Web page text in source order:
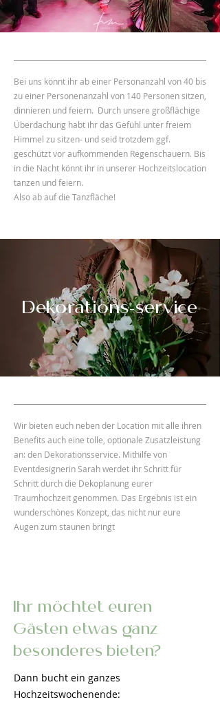
Bei uns könnt ihr ab einer Personanzahl von 40 bis
zu einer Personenanzahl von 140 Personen sitzen,
dinnieren und feiern. Durch unsere großflächige
Überdachung habt ihr das Gefühl unter freiem
Himmel zu sitzen- und seid trotzdem ggf.
geschützt vor aufkommenden Regenschauern. Bis
in die Nacht könnt ihr in unserer Hochzeitslocation
tanzen und feiern.
Also ab auf die Tanzfläche!
Dekorations-service
Wir bieten euch neben der Location mit alle ihren
Benefits auch eine tolle, optionale Zusatzleistung
an: den Dekorationsservice. Mithilfe von
Eventdesignerin Sarah werdet ihr Schritt für
Schritt durch die Dekoplanung eurer
Traumhochzeit genommen. Das Ergebnis ist ein
wunderschönes Konzept, das nicht nur eure
Augen zum staunen bringt
Ihr möchtet euren
Gästen etwas ganz
besonderes bieten?
Dann bucht ein ganzes
Hochzeitswochenende: